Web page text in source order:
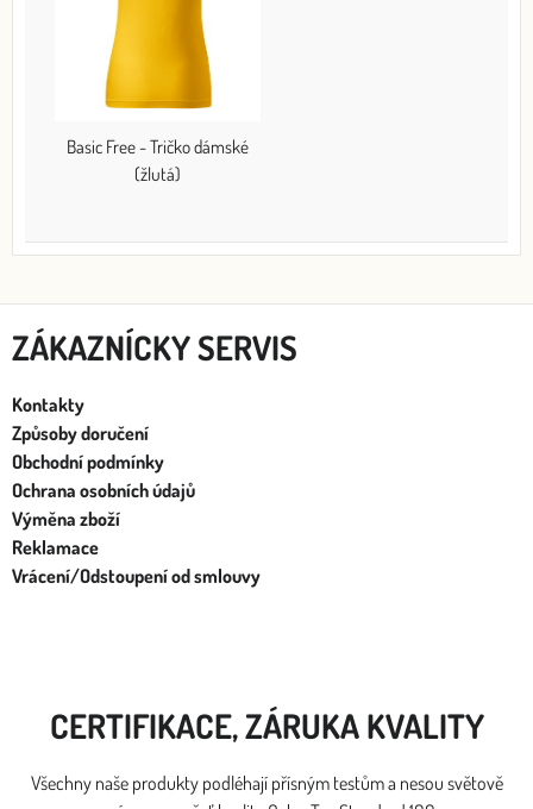
Basic Free - Tričko dámské
(žlutá)
ZÁKAZNÍCKY SERVIS
Kontakty
Způsoby doručení
Obchodní podmínky
Ochrana osobních údajů
Výměna zboží
Reklamace
Vrácení/Odstoupení od smlouvy
CERTIFIKACE, ZÁRUKA KVALITY
Všechny naše produkty podléhají přísným testům a nesou světově